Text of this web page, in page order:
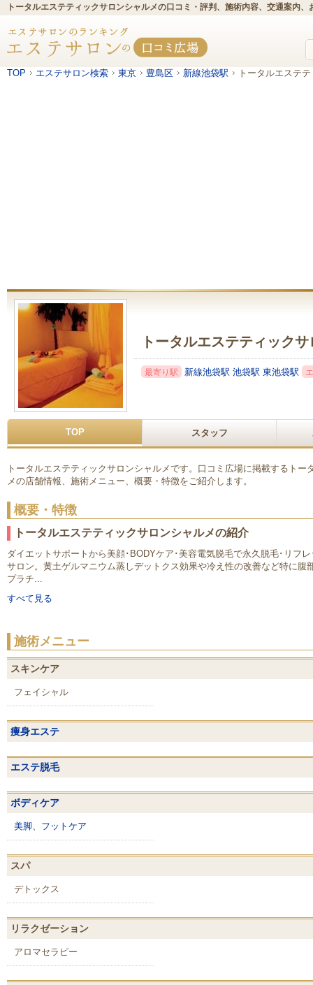
トータルエステティックサロンシャルメの口コミ・評判、施術内容、交通案内
TOP エステサロン検索 東京 豊島区 新線池袋駅 トータルエステ
トータルエステティック
最寄り駅 新線池袋駅 池袋駅 東池袋駅
TOP スタッフ
トータルエステティックサロンシャルメです。口コミ広場に掲載するトー
メの店舗情報、施術メニュー、概要・特徴をご紹介します。
概要・特徴
トータルエステティックサロンシャルメの紹介
ダイエットサポートから美顔･BODYケア･美容電気脱毛で永久脱毛･リフ
サロン。黄土ゲルマニウム蒸しデットクス効果や冷え性の改善など特に腹
プラチ...
すべて見る
施術メニュー
スキンケア
フェイシャル
痩身エステ
エステ脱毛
ボディケア
美脚、フットケア
スパ
デトックス
リラクゼーション
アロマセラピー